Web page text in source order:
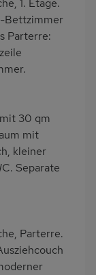
1. Etage.
Bettzimmer
Parterre:
30 qm
mit
kleiner
Separate
Parterre.